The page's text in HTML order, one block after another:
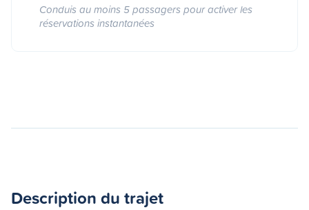
Conduis au moins 5 passagers pour activer les
réservations instantanées
Description du trajet